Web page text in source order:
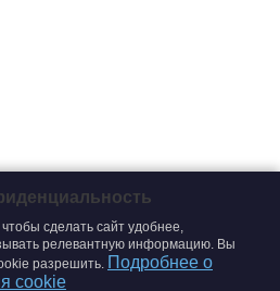
сделать сайт удобнее,
релевантную информацию. Вы
разрешить. Подробнее о
cookie